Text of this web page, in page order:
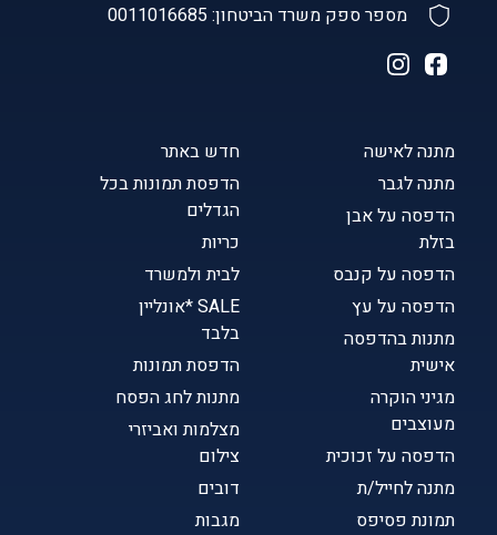
מתנה לאישה
מתנה לגבר
הדפסה על אבן
בזלת
הדפסה על קנבס
הדפסה על עץ
מתנות בהדפסה
אישית
מגיני הוקרה
מעוצבים
הדפסה על זכוכית
מתנה לחייל/ת
תמונת פסיפס
חדש באתר
הדפסת תמונות בכל
הגדלים
כריות
לבית ולמשרד
SALE *אונליין
בלבד
הדפסת תמונות
מתנות לחג הפסח
מצלמות ואביזרי
צילום
דובים
מגבות
מספר ספק משרד הביטחון: 0011016685